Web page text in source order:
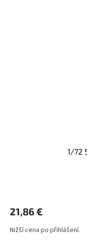
1/72
21,86 €
Nižší cena po přihlášení.